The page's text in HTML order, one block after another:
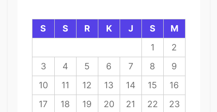
S S R K J S
M
1
2
3
4 5 6 7 8
9
10
11 12 13 14 15
16
17
18 19 20 21 22
23